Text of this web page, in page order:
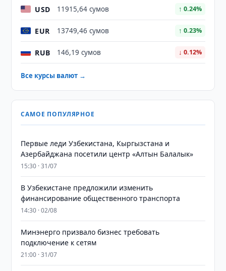
USD 11915,64 сумов ↑ 0.24%
EUR 13749,46 сумов ↑ 0.23%
RUB 146,19 сумов ↓ 0.12%
Все курсы валют →
САМОЕ ПОПУЛЯРНОЕ
Первые леди Узбекистана, Кыргызстана и
Азербайджана посетили центр «Алтын Балалык»
15:30 · 31/07
В Узбекистане предложили изменить
финансирование общественного транспорта
14:30 · 02/08
Минэнерго призвало бизнес требовать
подключение к сетям
21:00 · 31/07